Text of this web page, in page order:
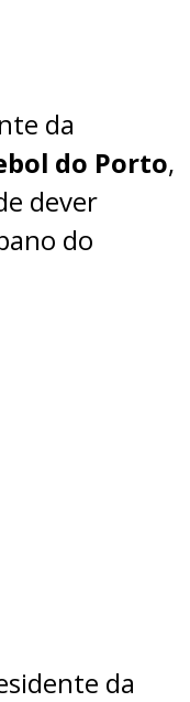
da
do Porto,
dever
do
da